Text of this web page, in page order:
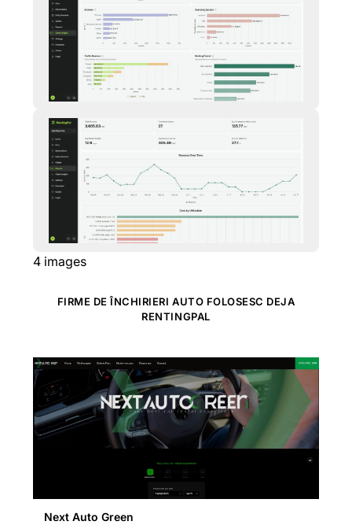
4 images
FIRME DE ÎNCHIRIERI AUTO FOLOSESC DEJA
RENTINGPAL
Next Auto Green